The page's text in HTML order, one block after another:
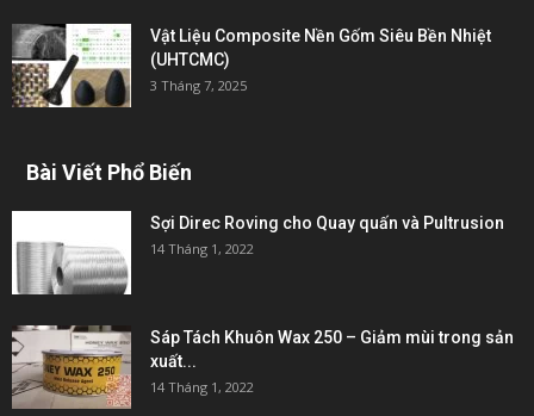
Vật Liệu Composite Nền Gốm Siêu Bền Nhiệt
(UHTCMC)
3 Tháng 7, 2025
Bài Viết Phổ Biến
Sợi Direc Roving cho Quay quấn và Pultrusion
14 Tháng 1, 2022
Sáp Tách Khuôn Wax 250 – Giảm mùi trong sản
xuất...
14 Tháng 1, 2022